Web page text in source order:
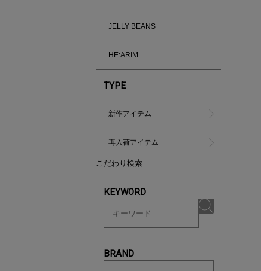
JELLY BEANS
HE:ARIM
TYPE
新作アイテム
再入荷アイテム
こだわり検索
KEYWORD
BRAND